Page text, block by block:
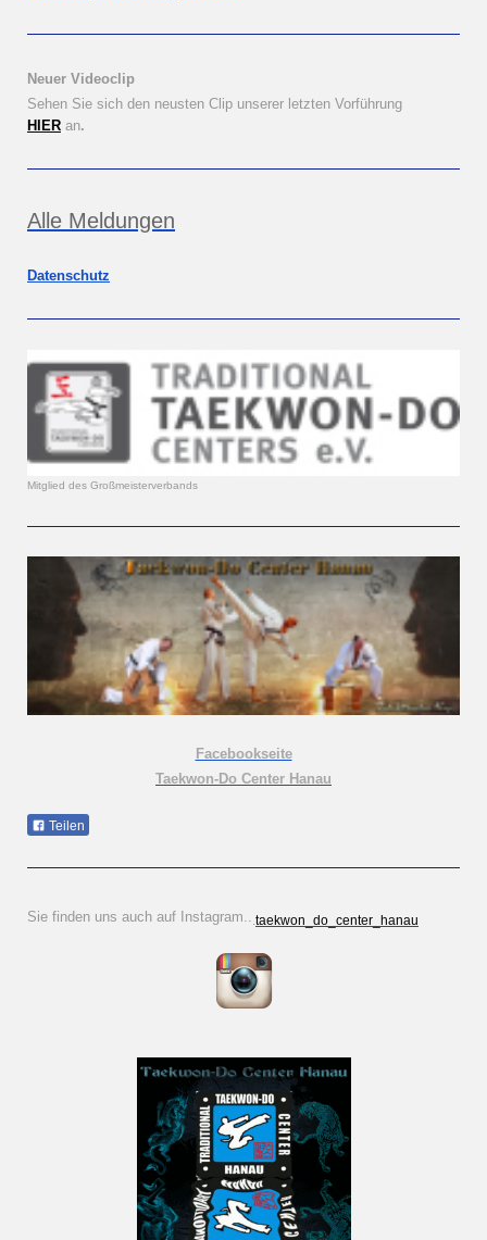
Neuer Videoclip
Sehen Sie sich den neusten Clip unserer letzten Vorführung
HIER an.
Alle Meldungen
Datenschutz
Mitglied des Großmeisterverbands
Facebookseite
Taekwon-Do Center Hanau
Teilen
Sie finden uns auch auf Instagram.. taekwon_do_center_hanau